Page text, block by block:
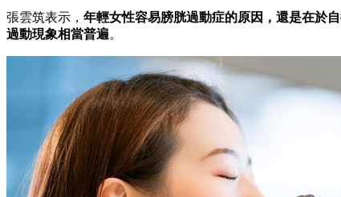
張雲筑表示， 年輕女性容易膀胱過動症的原因，還是在於
過動現象相當普遍。